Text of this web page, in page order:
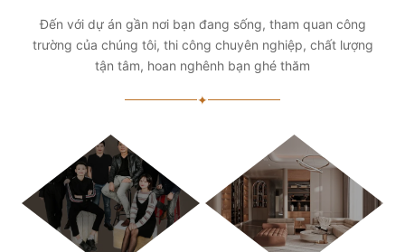
Đến với dự án gần nơi bạn đang sống, tham quan công
trường của chúng tôi, thi công chuyên nghiệp, chất lượng
tận tâm, hoan nghênh bạn ghé thăm
✦